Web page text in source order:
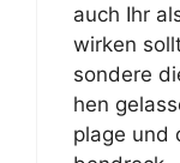
auch Ihr
wir­ken
son­de­re
hen
pla­ge und